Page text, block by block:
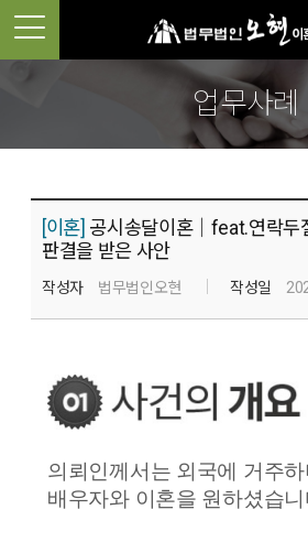
업무사례
[이혼] 공시송달이혼│feat.연락두
판결을 받은 사안
작성자 법무법인오현 작성일
의뢰인께서는 외국에 거주
배우자와 이혼을 원하셨습